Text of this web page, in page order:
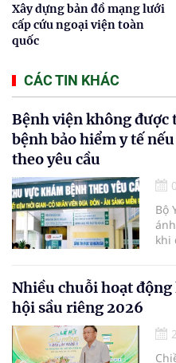
Xây dựng bản đồ mạng lưới
cấp cứu ngoại viện toàn
quốc
CÁC TIN KHÁC
Bệnh viện không
bệnh bảo hiểm y tế
theo yêu cầu
Bộ
khi
Nhiều chuỗi hoạt
hội sầu riêng 2026